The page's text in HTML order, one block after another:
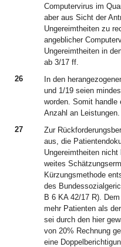
Computervirus im
aber aus Sicht der
Ungereimtheiten zu
angeblicher
Ungereimtheiten in
ab 3/17 ff.
26
In den
und 1/19 seien
worden. Somit
Anzahl an Leistungen.
27
Zur
aus, die
Ungereimtheiten
weites
Kürzungsmethode
des
B 6 KA 42/17 R).
mehr Patienten als
sei durch den hier
von 20% Rechnung
eine